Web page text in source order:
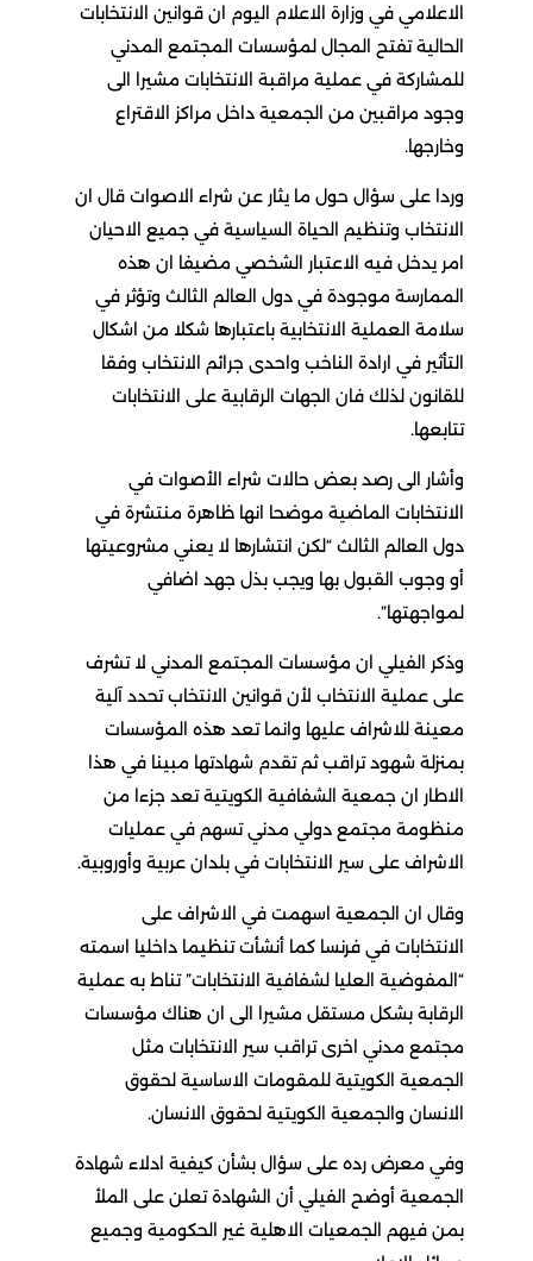
الاعلامي في وزارة الاعلام اليوم ان قوانين الانتخابات
الحالية تفتح المجال لمؤسسات المجتمع المدني
للمشاركة في عملية مراقبة الانتخابات مشيرا الى
وجود مراقبين من الجمعية داخل مراكز الاقتراع
وخارجها.
وردا على سؤال حول ما يثار عن شراء الاصوات قال ان
الانتخاب وتنظيم الحياة السياسية في جميع الاحيان
امر يدخل فيه الاعتبار الشخصي مضيفا ان هذه
الممارسة موجودة في دول العالم الثالث وتؤثر في
سلامة العملية الانتخابية باعتبارها شكلا من اشكال
التأثير في ارادة الناخب واحدى جرائم الانتخاب وفقا
للقانون لذلك فان الجهات الرقابية على الانتخابات
تتابعها.
وأشار الى رصد بعض حالات شراء الأصوات في
الانتخابات الماضية موضحا انها ظاهرة منتشرة في
دول العالم الثالث “لكن انتشارها لا يعني مشروعيتها
أو وجوب القبول بها ويجب بذل جهد اضافي
لمواجهتها”.
وذكر الفيلي ان مؤسسات المجتمع المدني لا تشرف
على عملية الانتخاب لأن قوانين الانتخاب تحدد آلية
معينة للاشراف عليها وانما تعد هذه المؤسسات
بمنزلة شهود تراقب ثم تقدم شهادتها مبينا في هذا
الاطار ان جمعية الشفافية الكويتية تعد جزءا من
منظومة مجتمع دولي مدني تسهم في عمليات
الاشراف على سير الانتخابات في بلدان عربية وأوروبية.
وقال ان الجمعية اسهمت في الاشراف على
الانتخابات في فرنسا كما أنشأت تنظيما داخليا اسمته
“المفوضية العليا لشفافية الانتخابات” تناط به عملية
الرقابة بشكل مستقل مشيرا الى ان هناك مؤسسات
مجتمع مدني اخرى تراقب سير الانتخابات مثل
الجمعية الكويتية للمقومات الاساسية لحقوق
الانسان والجمعية الكويتية لحقوق الانسان.
وفي معرض رده على سؤال بشأن كيفية ادلاء شهادة
الجمعية أوضح الفيلي أن الشهادة تعلن على الملأ
بمن فيهم الجمعيات الاهلية غير الحكومية وجميع